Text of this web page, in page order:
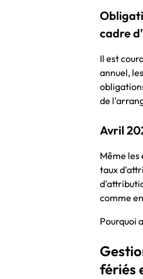
cadre
Il est
annuel,
de
Avril
Même
taux
comme
Pourquoi
fériés